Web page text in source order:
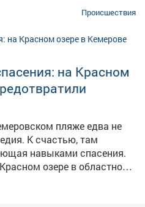
высокую общественную
стал
подсудимого
20 лет лишения
он будет в
режима.
ограничение свободы
Шедеврум
Происшествия
на Красном
пляже едва не
К счастью, там
навыками спасения.
озере в областном
оказалась в
началось жуткое